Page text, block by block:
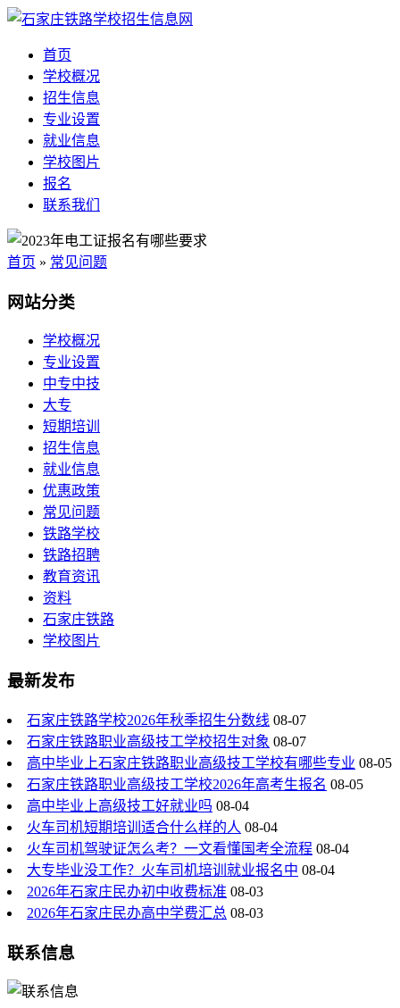
首页
学校概况
招生信息
专业设置
就业信息
学校图片
报名
联系我们
首页 » 常见问题
网站分类
学校概况
专业设置
中专中技
大专
短期培训
招生信息
就业信息
优惠政策
常见问题
铁路学校
铁路招聘
教育资讯
资料
石家庄铁路
学校图片
最新发布
石家庄铁路学校2026年秋季招生分数线 08-07
石家庄铁路职业高级技工学校招生对象 08-07
高中毕业上石家庄铁路职业高级技工学校有哪些专业 08-05
石家庄铁路职业高级技工学校2026年高考生报名 08-05
高中毕业上高级技工好就业吗 08-04
火车司机短期培训适合什么样的人 08-04
火车司机驾驶证怎么考？一文看懂国考全流程 08-04
大专毕业没工作？火车司机培训就业报名中 08-04
2026年石家庄民办初中收费标准 08-03
2026年石家庄民办高中学费汇总 08-03
联系信息